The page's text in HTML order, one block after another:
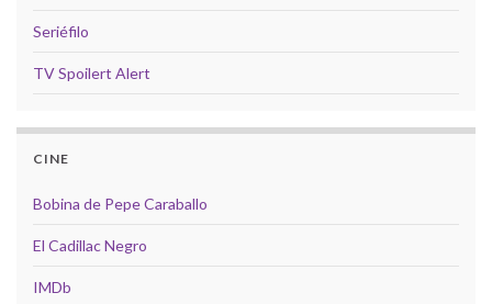
Seriéfilo
TV Spoilert Alert
CINE
Bobina de Pepe Caraballo
El Cadillac Negro
IMDb